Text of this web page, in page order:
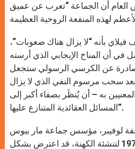
العام أن الجماعة “تعرب عن عميق
بأنه “لا يزال هناك صعوبات”،
في أن المناخ الإيجابي الذي أرسته
عن الكرسي الرسولي ستجعل
سحب مرسوم النفي الذي لا يزال
به – أن يُنظَر بصفاء أكبر إلى
المسائل العقائدية المتنازع عليها”.
لوفيبر، مؤسس جماعة مار بيوس
العاشر في العام 1970 لتنشئة الكهنة، قد اعترض بشكل